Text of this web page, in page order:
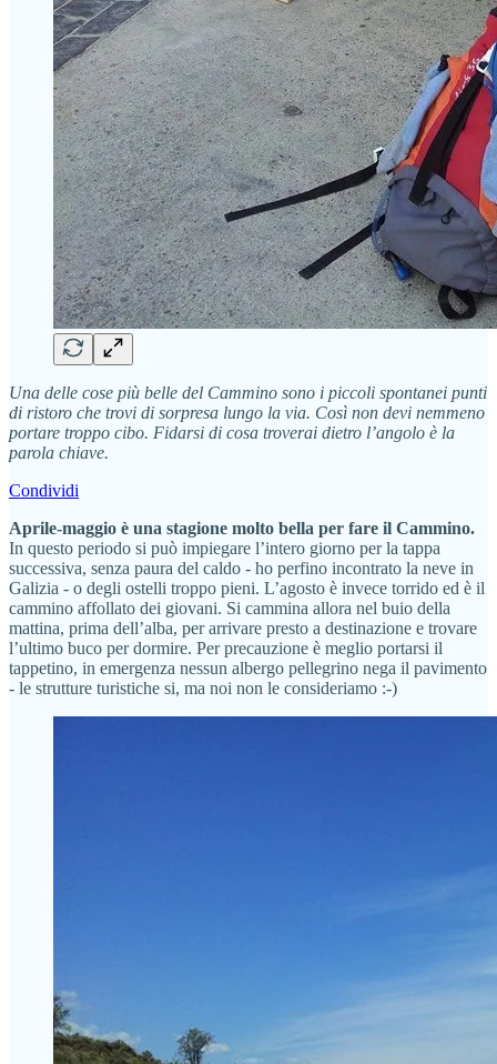
Una delle cose più belle del Cammino sono i piccoli spontanei punti
di ristoro che trovi di sorpresa lungo la via. Così non devi nemmeno
portare troppo cibo. Fidarsi di cosa troverai dietro l’angolo è la
parola chiave.
Condividi
Aprile-maggio è una stagione molto bella per fare il Cammino.
In questo periodo si può impiegare l’intero giorno per la tappa
successiva, senza paura del caldo - ho perfino incontrato la neve in
Galizia - o degli ostelli troppo pieni. L’agosto è invece torrido ed è il
cammino affollato dei giovani. Si cammina allora nel buio della
mattina, prima dell’alba, per arrivare presto a destinazione e trovare
l’ultimo buco per dormire. Per precauzione è meglio portarsi il
tappetino, in emergenza nessun albergo pellegrino nega il pavimento
- le strutture turistiche si, ma noi non le consideriamo :-)